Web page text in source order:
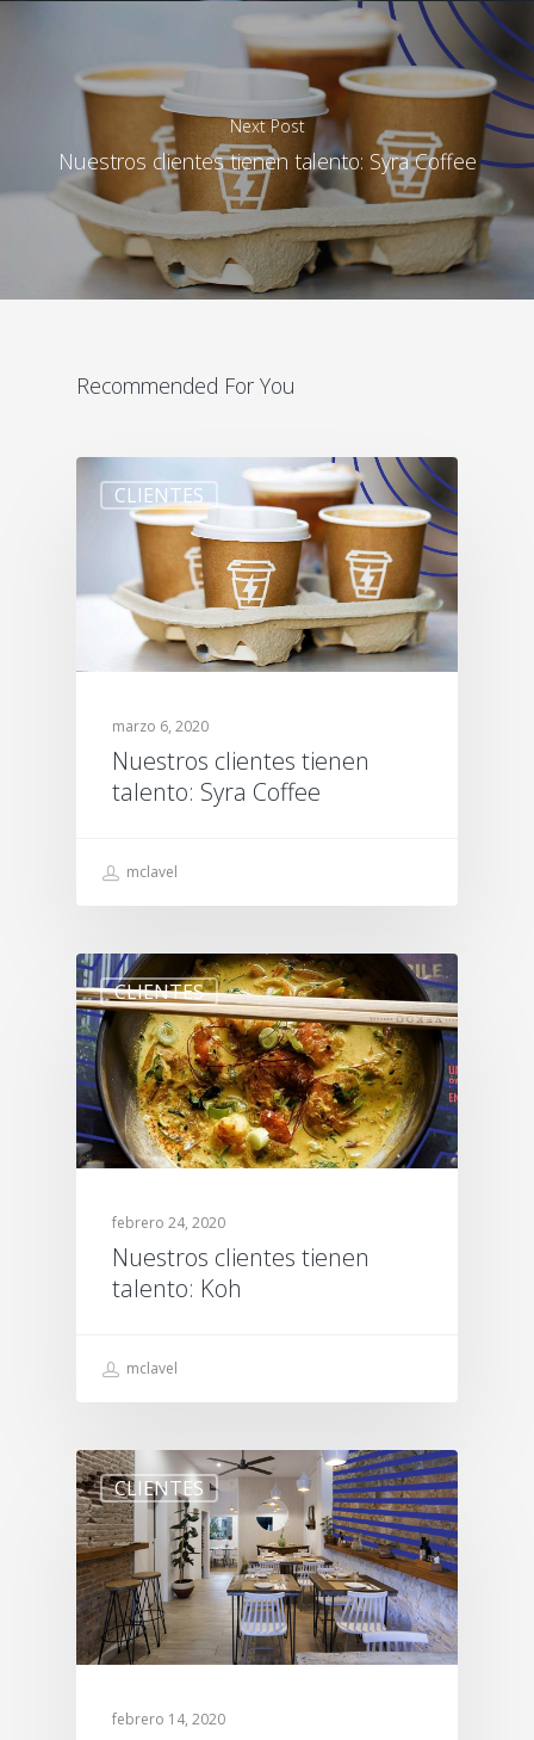
Next Post
Nuestros clientes tienen talento: Syra Coffee
Recommended For You
CLIENTES
marzo 6, 2020
Nuestros clientes tienen
talento: Syra Coffee
mclavel
CLIENTES
febrero 24, 2020
Nuestros clientes tienen
talento: Koh
mclavel
CLIENTES
febrero 14, 2020